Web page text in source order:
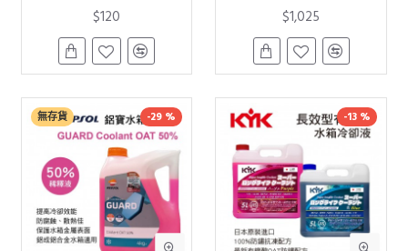
$120 $1,025
-29 %
無存貨 -13 %